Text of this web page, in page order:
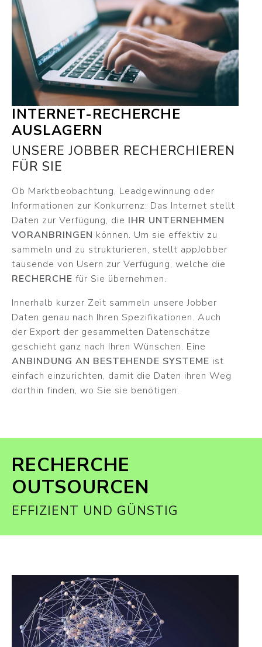
INTERNET-RECHERCHE
AUSLAGERN
UNSERE JOBBER RECHERCHIEREN
FÜR SIE
Ob Marktbeobachtung, Leadgewinnung oder
Informationen zur Konkurrenz: Das Internet stellt
Daten zur Verfügung, die IHR UNTERNEHMEN
VORANBRINGEN können. Um sie effektiv zu
sammeln und zu strukturieren, stellt appJobber
tausende von Usern zur Verfügung, welche die
RECHERCHE für Sie übernehmen.
Innerhalb kurzer Zeit sammeln unsere Jobber
Daten genau nach Ihren Spezifikationen. Auch
der Export der gesammelten Datenschätze
geschieht ganz nach Ihren Wünschen. Eine
ANBINDUNG AN BESTEHENDE SYSTEME ist
einfach einzurichten, damit die Daten ihren Weg
dorthin finden, wo Sie sie benötigen.
RECHERCHE
OUTSOURCEN
EFFIZIENT UND GÜNSTIG